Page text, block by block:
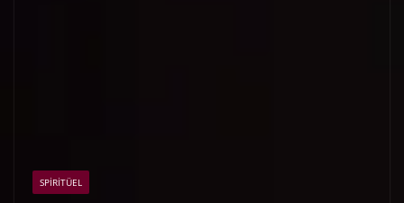
SPIRITÜEL